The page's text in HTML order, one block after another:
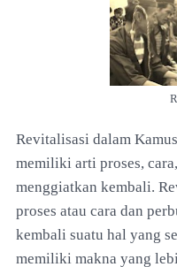
Revitalisasi dalam
memiliki arti proses,
menggiatkan kembali.
proses atau cara dan
kembali suatu hal yang
memiliki makna yang